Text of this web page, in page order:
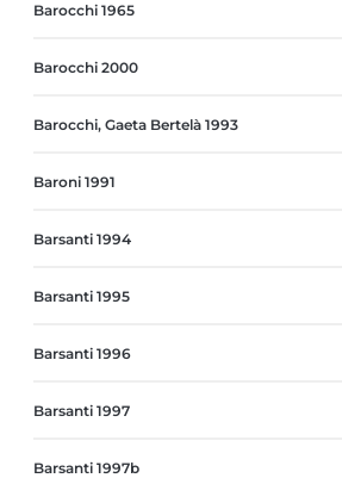
Barocchi 1965
Barocchi 2000
Barocchi, Gaeta Bertelà 1993
Baroni 1991
Barsanti 1994
Barsanti 1995
Barsanti 1996
Barsanti 1997
Barsanti 1997b